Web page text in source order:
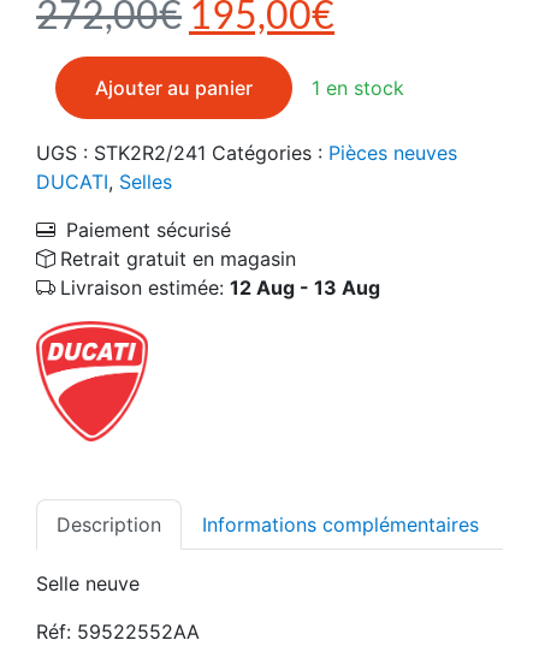
272,00€ Le prix initial était :
195,00€
1 en stock
quantité de 59522552AA selle neuve DUCATI
Ajouter au panier
UGS : STK2R2/241 Catégories : Pièces neuves
DUCATI, Selles
Paiement sécurisé
Retrait gratuit en magasin
Livraison estimée: 12 Aug - 13 Aug
Description Informations complémentaires
Selle neuve
Réf: 59522552AA